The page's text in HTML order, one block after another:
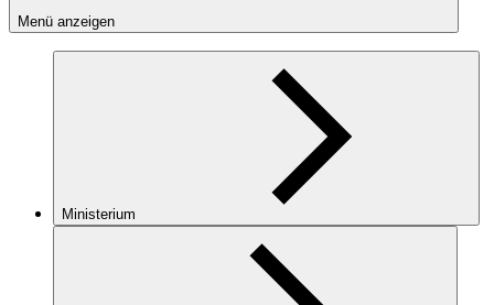
Menü anzeigen
Ministerium